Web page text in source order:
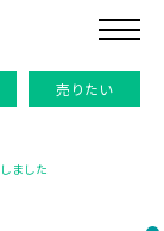
売りたい
ました